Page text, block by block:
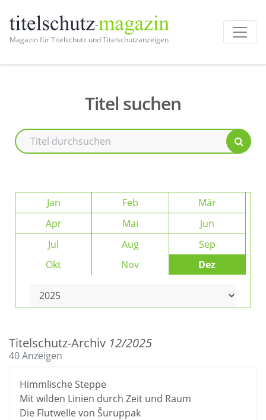
Magazin für Titelschutz und Titelschutzanzeigen
Titel suchen
Jan Feb
Mär
Apr
Mai
Jun
Jul
Aug
Sep
Okt
Nov Dez
Titelschutz-Archiv 12/2025
40 Anzeigen
Himmlische Steppe
Mit wilden Linien durch Zeit und Raum
Die Flutwelle von Šuruppak